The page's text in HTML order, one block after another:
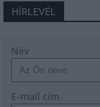
HÍRLEVÉL
Név
E-mail cím